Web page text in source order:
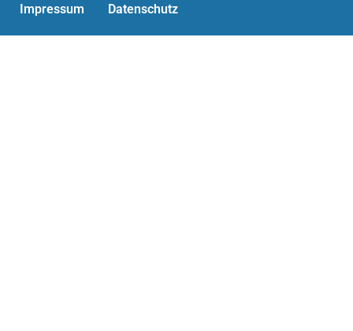
Impressum Datenschutz